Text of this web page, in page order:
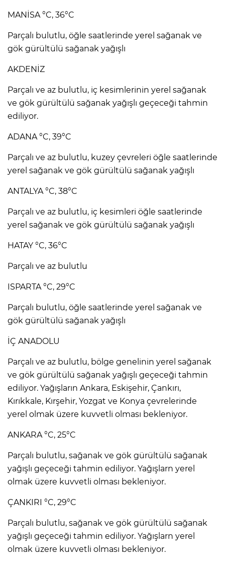
MANİSA °C, 36°C
Parçalı bulutlu, öğle saatlerinde yerel sağanak ve
gök gürültülü sağanak yağışlı
AKDENİZ
Parçalı ve az bulutlu, iç kesimlerinin yerel sağanak
ve gök gürültülü sağanak yağışlı geçeceği tahmin
ediliyor.
ADANA °C, 39°C
Parçalı ve az bulutlu, kuzey çevreleri öğle saatlerinde
yerel sağanak ve gök gürültülü sağanak yağışlı
ANTALYA °C, 38°C
Parçalı ve az bulutlu, iç kesimleri öğle saatlerinde
yerel sağanak ve gök gürültülü sağanak yağışlı
HATAY °C, 36°C
Parçalı ve az bulutlu
ISPARTA °C, 29°C
Parçalı bulutlu, öğle saatlerinde yerel sağanak ve
gök gürültülü sağanak yağışlı
İÇ ANADOLU
Parçalı ve az bulutlu, bölge genelinin yerel sağanak
ve gök gürültülü sağanak yağışlı geçeceği tahmin
ediliyor. Yağışların Ankara, Eskişehir, Çankırı,
Kırıkkale, Kırşehir, Yozgat ve Konya çevrelerinde
yerel olmak üzere kuvvetli olması bekleniyor.
ANKARA °C, 25°C
Parçalı bulutlu, sağanak ve gök gürültülü sağanak
yağışlı geçeceği tahmin ediliyor. Yağışlarn yerel
olmak üzere kuvvetli olması bekleniyor.
ÇANKIRI °C, 29°C
Parçalı bulutlu, sağanak ve gök gürültülü sağanak
yağışlı geçeceği tahmin ediliyor. Yağışlarn yerel
olmak üzere kuvvetli olması bekleniyor.